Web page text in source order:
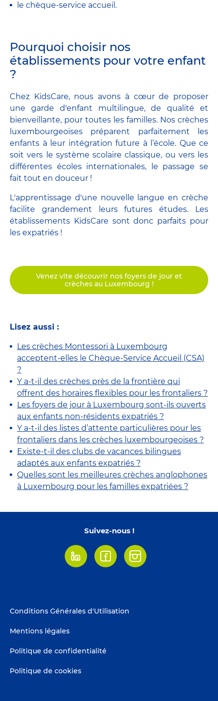
le chèque-service accueil.
Pourquoi choisir nos
établissements pour votre enfant
?
Chez KidsCare, nous avons à cœur de proposer
une garde d'enfant multilingue, de qualité et
bienveillante, pour toutes les familles. Nos crèches
luxembourgeoises préparent parfaitement les
enfants à leur intégration future à l’école. Que ce
soit vers le système scolaire classique, ou vers les
différentes écoles internationales, le passage se
fait tout en douceur !
L'apprentissage d'une nouvelle langue en crèche
facilite grandement leurs futures études. Les
établissements KidsCare sont donc parfaits pour
les expatriés !
Venez vite découvrir nos foyers de jour et
crèches au Luxembourg !
Lisez aussi :
Les crèches Montessori à Luxembourg
acceptent-elles le Chèque-Service Accueil (CSA)
?
Y a-t-il des crèches près de la frontière qui
offrent des horaires flexibles pour les frontaliers ?
Les foyers de jour à Luxembourg sont-ils ouverts
aux enfants non-résidents expatriés ?
Y a-t-il des listes d’attente particulières pour les
frontaliers dans les crèches luxembourgeoises ?
Existe-t-il des clubs de vacances bilingues
adaptés aux enfants expatriés ?
Quelles sont les meilleures crèches anglophones
à Luxembourg pour les familles expatriées ?
Suivez-nous !
LinkedinFacebookInstagram
Footer
Conditions Générales d'Utilisation
Mentions légales
Politique de confidentialité
Politique de cookies